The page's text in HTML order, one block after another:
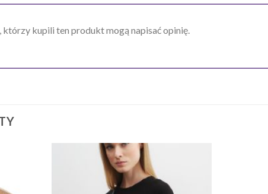
kupili ten produkt mogą napisać opinię.